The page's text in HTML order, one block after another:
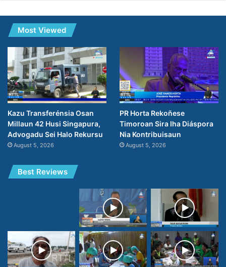
Most Viewed
Kazu Transferénsia Osan
Millaun 42 Husi Singapura,
Advogadu Sei Halo Rekursu
August 5, 2026
PR Horta Rekoñese
Timoroan Sira Iha Diáspora
Nia Kontribuisaun
August 5, 2026
Best Reviews